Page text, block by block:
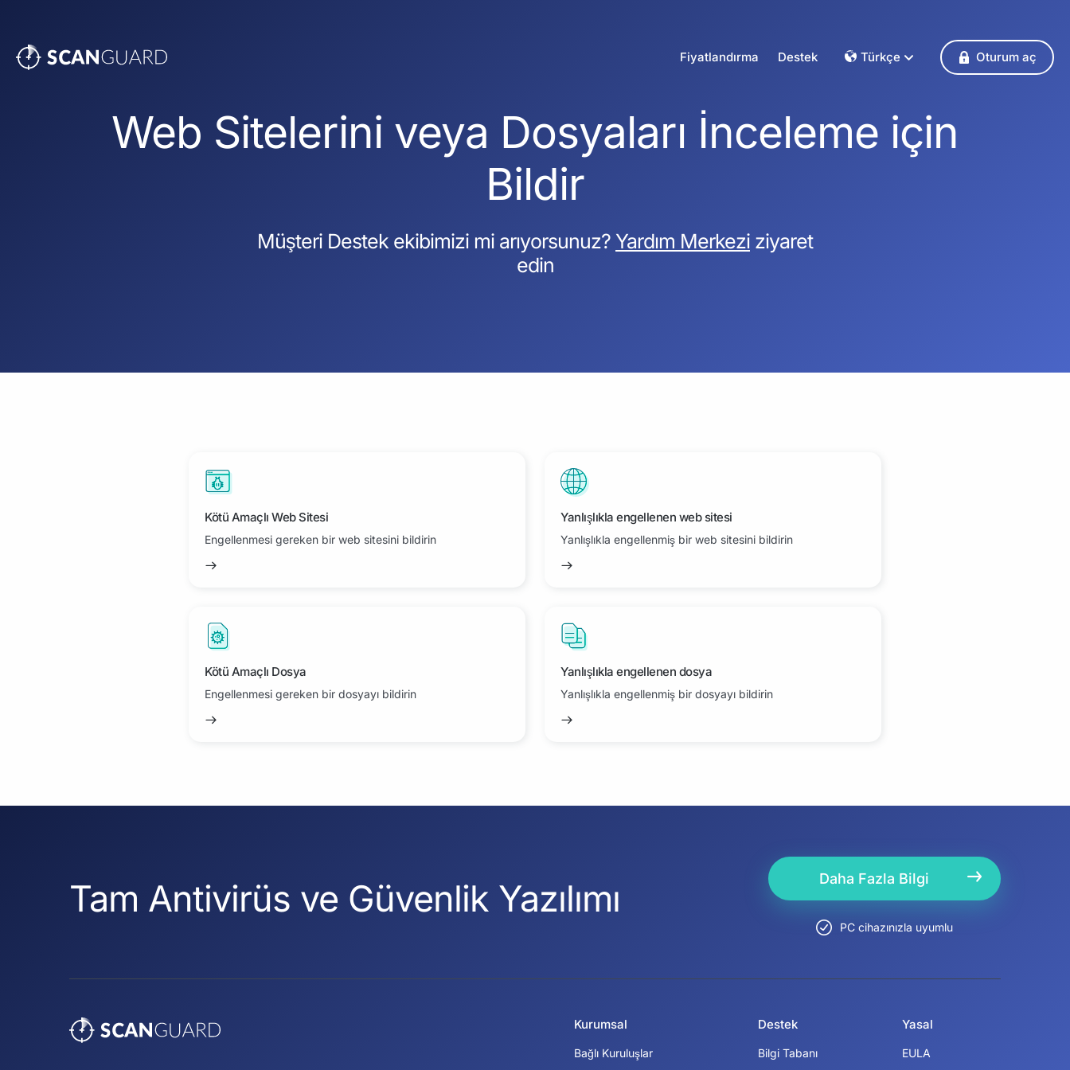
Fiyatlandırma Destek Türkçe
Français
English
Oturum aç
Web Sitelerini veya Dosyaları İnceleme için
Bildir
Müşteri Destek ekibimizi mi arıyorsunuz? Yardım Merkezi ziyaret
edin
Kötü Amaçlı Web Sitesi
Engellenmesi gereken bir web sitesini bildirin
Yanlışlıkla engellenen web sitesi
Yanlışlıkla engellenmiş bir web sitesini bildirin
Kötü Amaçlı Dosya
Engellenmesi gereken bir dosyayı bildirin
Yanlışlıkla engellenen dosya
Yanlışlıkla engellenmiş bir dosyayı bildirin
Tam Antivirüs ve Güvenlik Yazılımı Daha Fazla Bilgi
PC cihazınızla uyumlu
Kurumsal
Bağlı Kuruluşlar
Destek
Bilgi Tabanı
Yasal
EULA